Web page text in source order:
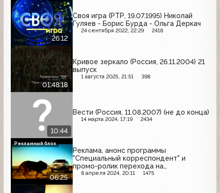
26:12
Своя игра (РТР, 19.07.1995) Николай
Гуляев - Борис Бурда - Ольга Деркач
24 сентября 2022, 22:29 2418
01:48:18
Кривое зеркало (Россия, 26.11.2004) 21
выпуск
1 августа 2025, 21:51 398
10:44
Вести (Россия, 11.08.2007) (не до конца)
14 марта 2024, 17:19 2434
06:25
Реклама, анонс программы
"Специальный корреспондент" и
промо-ролик перехода на
круглосуточное вещание (Россия,
8 апреля 2024, 20:11 1475
Рекламный блок